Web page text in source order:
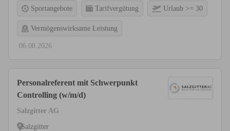
Sportangebote Tarifvergütung Urlaub >= 30
Vermögenswirksame Leistung
06.08.2026
Personalreferent mit Schwerpunkt
Controlling (w/m/d)
Salzgitter AG
Salzgitter